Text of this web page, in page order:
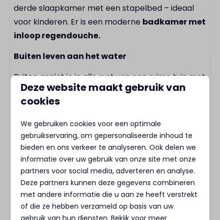
Basketbalveld
Skatepark
Speeltuin
Fietsverhuur
E-chopper verhuur
Tennisbaan
derde slaapkamer met een stapelbed – ideaal
voor kinderen. Er is een moderne badkamer met
inloop regendouche.
Buiten leven aan het water
Buiten geniet je in alle rust van een ruime tuin met
eeneettafel– perfect voor een lange zomerse
avond of een ochtend met koffie in de zon.
Duurzaam en compleet
De villa isvolledig elektrisch, uitgerust met een
warmtepomp,zonnepanelenen eeneigen
parkeerplaats. En fijn om te weten: huisdieren
zijn welkom, dus ook je viervoeter kan mee op
vakantie.
Deze website maakt gebruik van
cookies
We gebruiken cookies voor een optimale
gebruikservaring, om gepersonaliseerde inhoud te
bieden en ons verkeer te analyseren. Ook delen we
informatie over uw gebruik van onze site met onze
partners voor social media, adverteren en analyse.
Deze partners kunnen deze gegevens combineren
met andere informatie die u aan ze heeft verstrekt
of die ze hebben verzameld op basis van uw
gebruik van hun diensten. Bekijk voor meer